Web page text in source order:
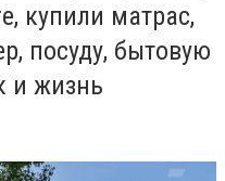
купили матрас,
посуду, бытовую
и жизнь